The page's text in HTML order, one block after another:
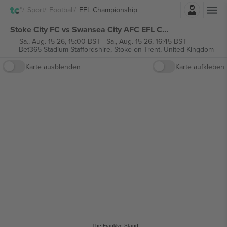
Sport Football EFL ChampionshipEinloggen
Stoke City FC vs Swansea City AFC EFL Championship tickets
Sa., Aug. 15 26, 15:00 BST- Sa., Aug. 15 26, 16:45 BST
Bet365 Stadium Staffordshire, Stoke-on-Trent, United Kingdom
Karte ausblenden
Karte aufkleben
The Franklyn Stand